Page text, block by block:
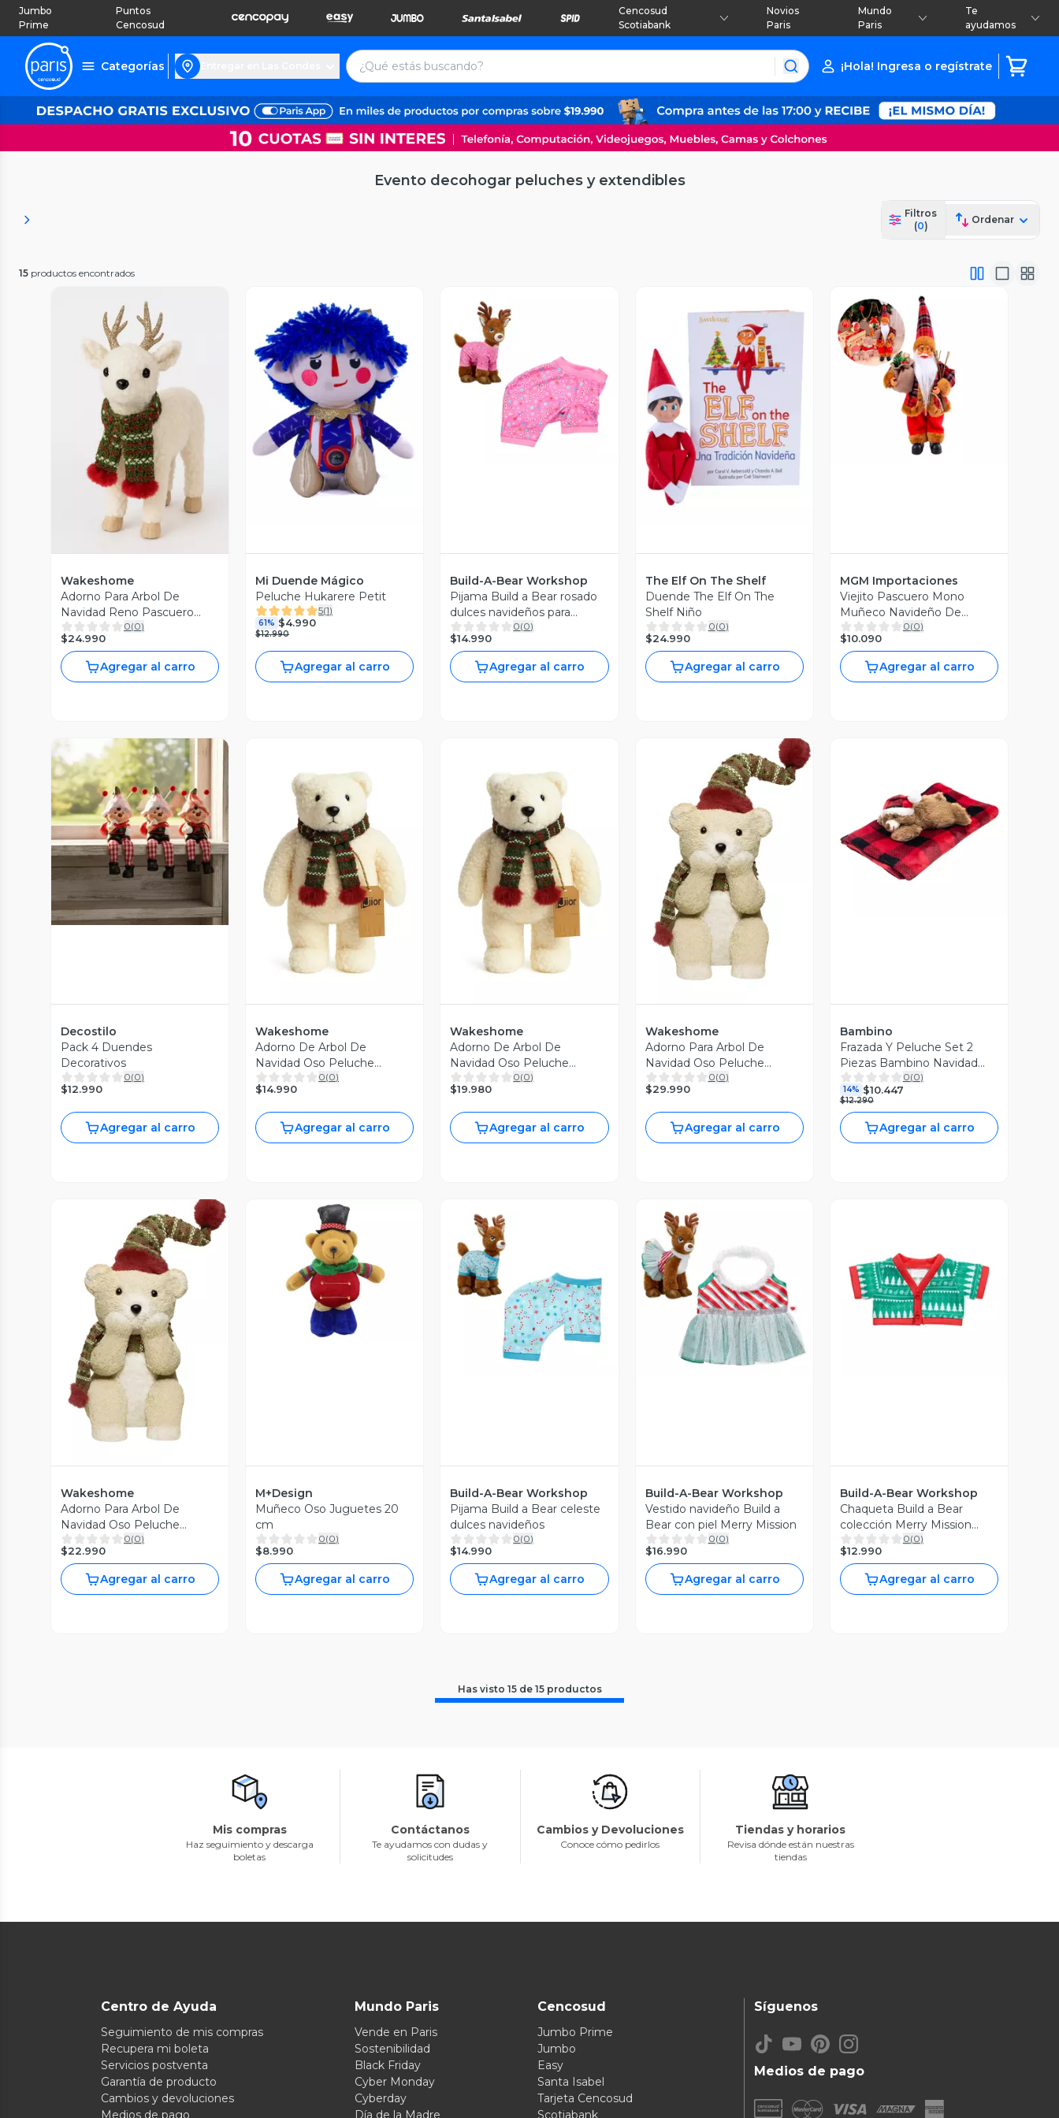
Jumbo
Prime
Puntos
Cencosud
Cencosud
Scotiabank
Novios
Paris
Mundo
Paris
Te
ayudamos
Categorías ¡Hola! Ingresa o regístrate
Evento decohogar peluches y extendibles
Filtros
(0)
Ordenar
15 productos encontrados
Vista Previa
Wakeshome
Adorno Para Arbol De
Navidad Reno Pascuero
Peluche Navideño 38cm
0(0)
$24.990
Agregar al carro
Vista Previa
Mi Duende Mágico
Peluche Hukarere Petit
5(1)
61% $4.990
$12.990
Agregar al carro
Vista Previa
Build-A-Bear Workshop
Pijama Build a Bear rosado
dulces navideños para
peluche
0(0)
$14.990
Agregar al carro
Vista Previa
The Elf On The Shelf
Duende The Elf On The
Shelf Niño
0(0)
$24.990
Agregar al carro
Vista Previa
MGM Importaciones
Viejito Pascuero Mono
Muñeco Navideño De
Decoracion Adorno
0(0)
$10.090
Agregar al carro
Vista Previa
Decostilo
Pack 4 Duendes
Decorativos
0(0)
$12.990
Agregar al carro
Vista Previa
Wakeshome
Adorno De Arbol De
Navidad Oso Peluche
Pascuero Navideño 28cm
0(0)
$14.990
Agregar al carro
Vista Previa
Wakeshome
Adorno De Arbol De
Navidad Oso Peluche
Pascuero Navideño 39cm
0(0)
$19.980
Agregar al carro
Vista Previa
Wakeshome
Adorno Para Arbol De
Navidad Oso Peluche
Pascuero Navideño 31cm
0(0)
$29.990
Agregar al carro
Vista Previa
Bambino
Frazada Y Peluche Set 2
Piezas Bambino Navidad
Oso Café
0(0)
14% $10.447
$12.290
Agregar al carro
Vista Previa
Wakeshome
Adorno Para Arbol De
Navidad Oso Peluche
Pascuero Navideño 25cm
0(0)
$22.990
Agregar al carro
Vista Previa
M+Design
Muñeco Oso Juguetes 20
cm
0(0)
$8.990
Agregar al carro
Vista Previa
Build-A-Bear Workshop
Pijama Build a Bear celeste
dulces navideños
0(0)
$14.990
Agregar al carro
Vista Previa
Build-A-Bear Workshop
Vestido navideño Build a
Bear con piel Merry Mission
0(0)
$16.990
Agregar al carro
Vista Previa
Build-A-Bear Workshop
Chaqueta Build a Bear
colección Merry Mission
navideña
0(0)
$12.990
Agregar al carro
Has visto 15de 15 productos
Mis compras
Haz seguimiento y descarga
boletas
Contáctanos
Te ayudamos con dudas y
solicitudes
Cambios y Devoluciones
Conoce cómo pedirlos
Tiendas y horarios
Revisa dónde están nuestras
tiendas
Centro de Ayuda
Seguimiento de mis compras
Recupera mi boleta
Servicios postventa
Garantía de producto
Cambios y devoluciones
Medios de pago
Mundo Paris
Vende en Paris
Sostenibilidad
Black Friday
Cyber Monday
Cyberday
Día de la Madre
Cencosud
Jumbo Prime
Jumbo
Easy
Santa Isabel
Tarjeta Cencosud
Scotiabank
Medios de pago
Síguenos